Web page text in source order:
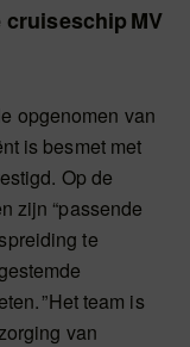
MV
opgenomen van
is besmet met
Op de
zijn “passende
te
”Het team is
van